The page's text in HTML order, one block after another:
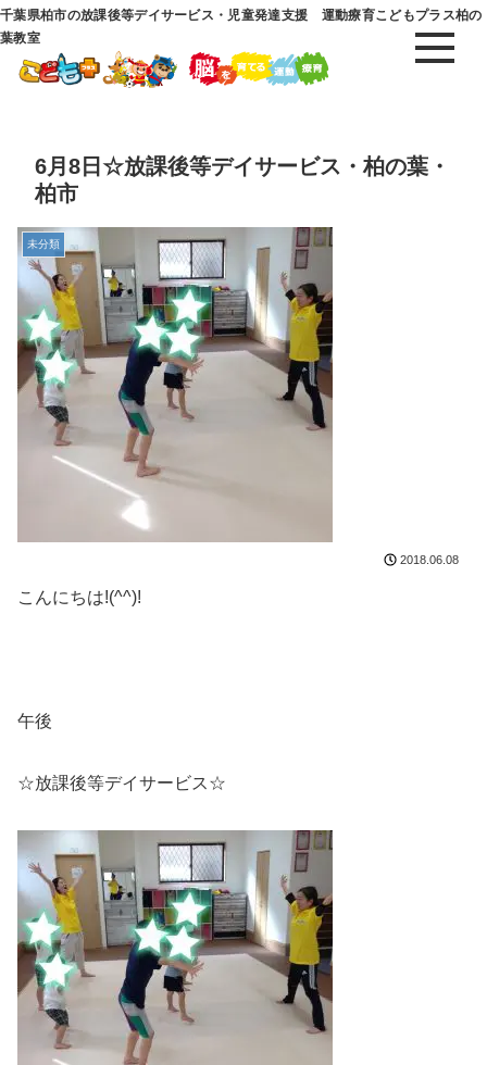
千葉県柏市の放課後等デイサービス・児童発達支援 運動療育こどもプラス柏の
葉教室
6月8日☆放課後等デイサービス・柏の葉・
柏市
未分類
2018.06.08
こんにちは!(^^)!
午後
☆放課後等デイサービス☆